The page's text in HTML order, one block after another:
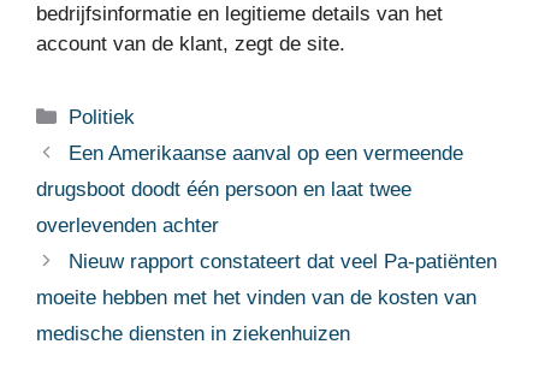
bedrijfsinformatie en legitieme details van het
account van de klant, zegt de site.
Categorieën
Politiek
Een Amerikaanse aanval op een vermeende
drugsboot doodt één persoon en laat twee
overlevenden achter
Nieuw rapport constateert dat veel Pa-patiënten
moeite hebben met het vinden van de kosten van
medische diensten in ziekenhuizen